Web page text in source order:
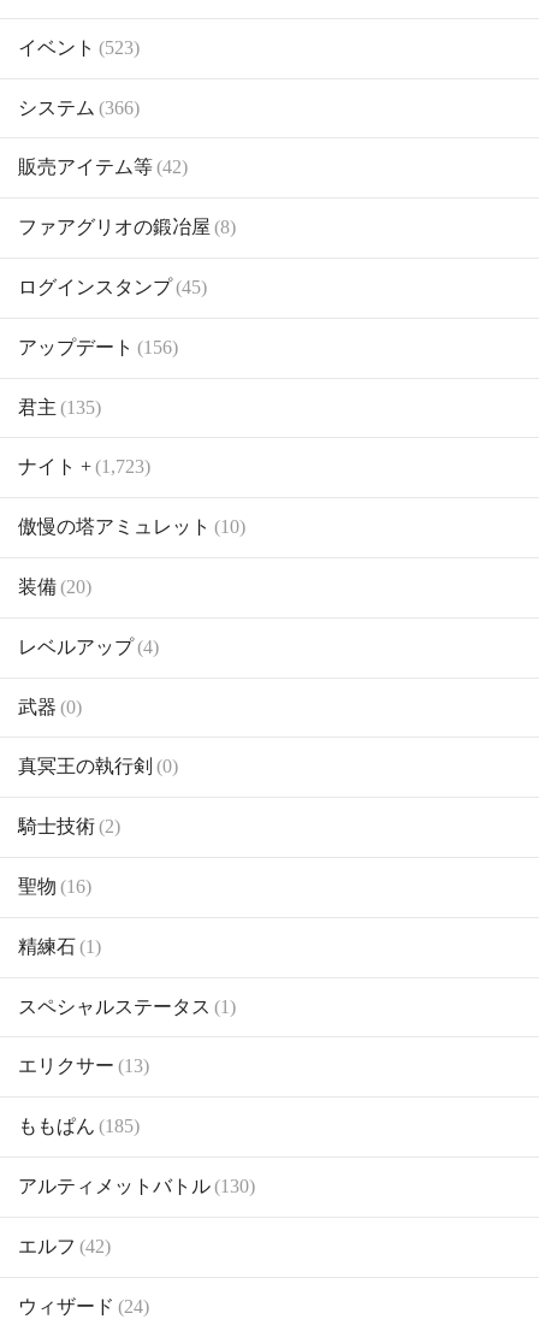
イベント (523)
システム (366)
販売アイテム等(42)
ファアグリオの鍛冶屋 (8)
ログインスタンプ(45)
アップデート (156)
君主 (135)
ナイト +(1,723)
傲慢の塔アミュレット (10)
装備(20)
レベルアップ(4)
武器 (0)
真冥王の執行剣 (0)
騎士技術(2)
聖物 (16)
精練石(1)
スペシャルステータス (1)
エリクサー (13)
ももぱん (185)
アルティメットバトル(130)
エルフ (42)
ウィザード (24)